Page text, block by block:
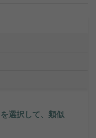
選択して、類似